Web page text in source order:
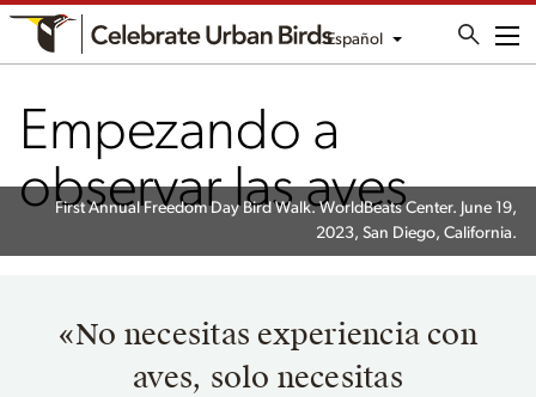
Español
Empezando a
observar las aves
First Annual Freedom Day Bird Walk. WorldBeats Center. June 19,
2023, San Diego, California.
«No necesitas experiencia con
aves, solo necesitas